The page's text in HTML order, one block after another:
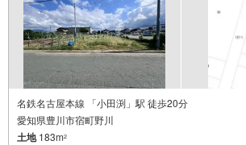
名鉄名古屋本線 「小田渕」駅 徒歩20分
愛知県豊川市宿町野川
土地183m2